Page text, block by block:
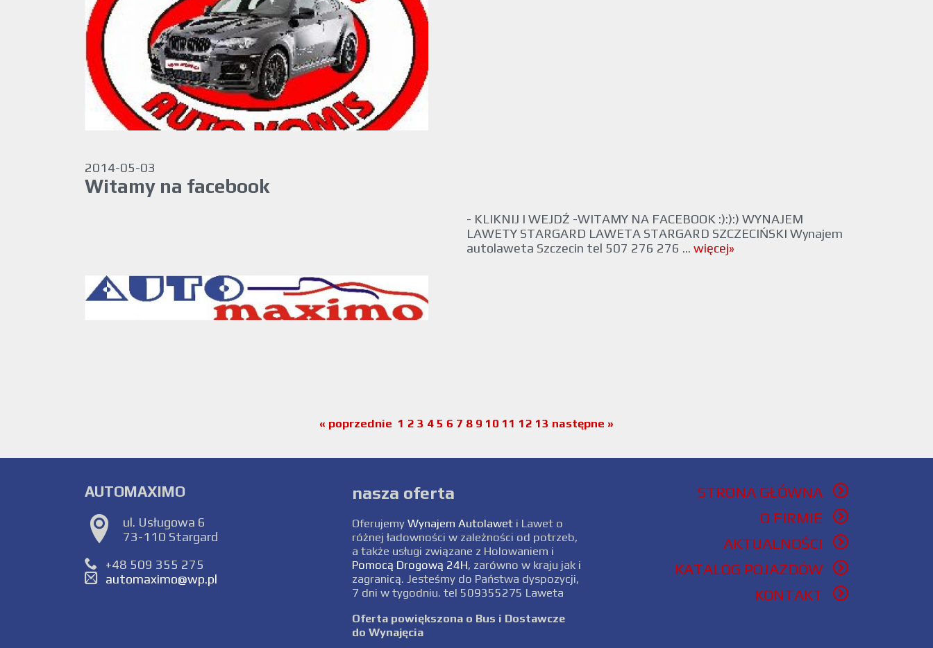
2014-05-03
Witamy na facebook
- KLIKNIJ I WEJDŹ -WITAMY NA FACEBOOK :):):) WYNAJEM
LAWETY STARGARD LAWETA STARGARD SZCZECIŃSKI Wynajem
autolaweta Szczecin tel 507 276 276 ... więcej»
« poprzednie 1 2 3 4 5 6 7 8 9 10 11 12 13 następne »
AUTOMAXIMO
ul. Usługowa 6
73-110 Stargard
+48 509 355 275
automaximo@wp.pl
nasza oferta
Oferujemy Wynajem Autolawet i Lawet o
różnej ładowności w zależności od potrzeb,
a także usługi związane z Holowaniem i
Pomocą Drogową 24H, zarówno w kraju jak i
zagranicą. Jesteśmy do Państwa dyspozycji,
7 dni w tygodniu. tel 509355275 Laweta
Oferta powiększona o Bus i Dostawcze
do Wynajęcia
STRONA GŁÓWNA
O FIRMIE
AKTUALNOŚCI
KATALOG POJAZDÓW
KONTAKT